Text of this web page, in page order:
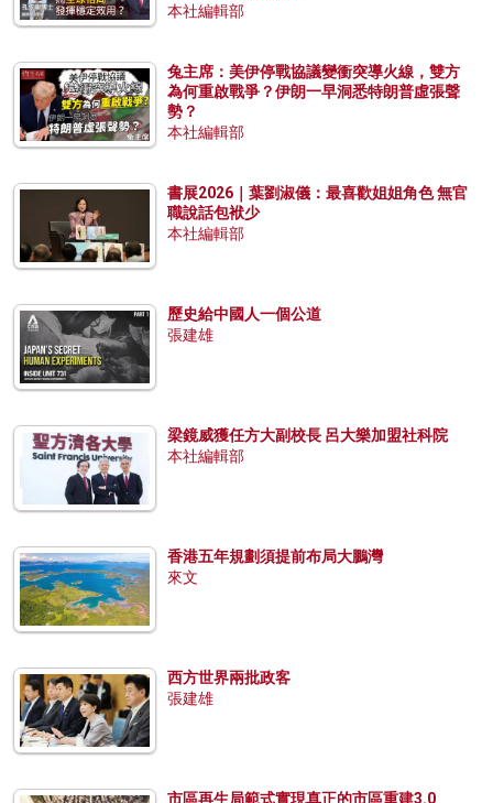
本社編輯部
兔主席：美伊停戰協議變衝突導火線，雙方
為何重啟戰爭？伊朗一早洞悉特朗普虛張聲
勢？
本社編輯部
書展2026｜葉劉淑儀：最喜歡姐姐角色 無官
職說話包袱少
本社編輯部
歷史給中國人一個公道
張建雄
梁鏡威獲任方大副校長 呂大樂加盟社科院
本社編輯部
香港五年規劃須提前布局大鵬灣
來文
西方世界兩批政客
張建雄
市區再生局範式實現真正的市區重建3.0